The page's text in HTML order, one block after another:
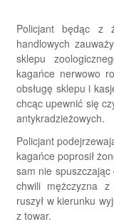
Policjant będąc z
handlowych
sklepu
kagańce nerwowo
obsługę sklepu i
chcąc upewnić się
antykradzieżowych.
Policjant
kagańce poprosił
sam nie spuszczając
chwili mężczyzna
ruszył w kierunku
z towar.